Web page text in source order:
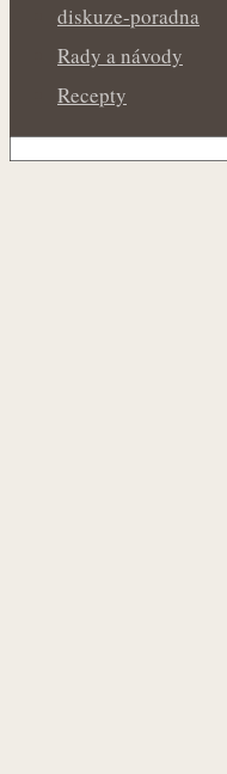
diskuze-poradna
Rady a návody
Recepty